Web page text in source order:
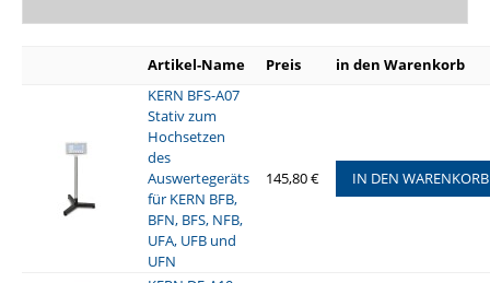
Artikel-Name Preis
in den Warenkorb
KERN BFS-A07
Stativ zum
Hochsetzen
des
Auswertegeräts
für KERN BFB,
BFN, BFS, NFB,
UFA, UFB und
UFN
145,80 € IN DEN WARENKORB